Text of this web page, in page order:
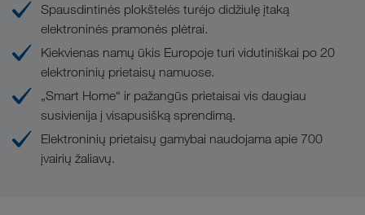
Briaunų saugiklius
Pasinaudokite ir kombinuotojo transporto
privalumais!
Transporto rūšių „geležinkelis“ ir „keliai“ bei
„trumpojo nuotolio laivybos“ derinys pateikia visą eilę
Spausdintinės plokštelės turėjo didžiulę įtaką
elektroninės pramonės plėtrai.
Kiekvienas namų ūkis Europoje turi vidutiniškai po 20
elektroninių prietaisų namuose.
„Smart Home“ ir pažangūs prietaisai vis daugiau
susivienija į visapusišką sprendimą.
Elektroninių prietaisų gamybai naudojama apie 700
įvairių žaliavų.